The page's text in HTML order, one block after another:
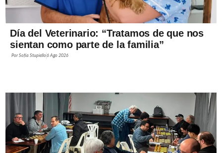
Día del Veterinario: “Tratamos de que nos
sientan como parte de la familia”
PorSofía Stupiello6 Ago 2026